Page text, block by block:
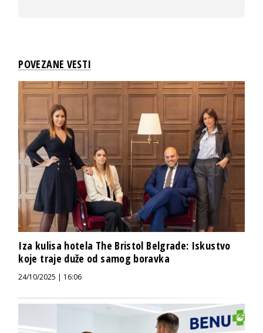
POVEZANE VESTI
Iza kulisa hotela The Bristol Belgrade: Iskustvo
koje traje duže od samog boravka
24/10/2025 | 16:06